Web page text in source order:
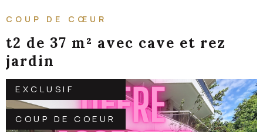
COUP DE CŒUR
t2 de 37 m² avec cave et rez
jardin
EXCLUSIF
COUP DE COEUR